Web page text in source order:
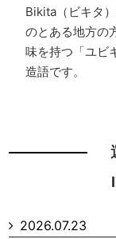
Bikita（ビキタ
のとある地方の
味を持つ「ユビ
造語です。
2026.07.23